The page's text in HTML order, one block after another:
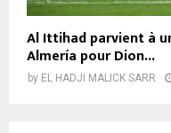
Al Ittihad parvient à
Almería pour Dion...
by EL HADJI MALICK SARR